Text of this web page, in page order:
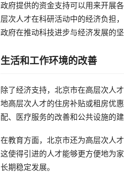
政府提供的资金支持可以用来开展
层次人才在科研活动中的经济负担
政府在推动科技进步与经济发展的
生活和工作环境的改善
除了经济支持，北京市在高层次人
地高层次人才的住房补贴或租房优
配、医疗服务的改善和公共设施的
在教育方面，北京市还为高层次人
这使得引进的人才能够更方便地为
长期稳定发展。